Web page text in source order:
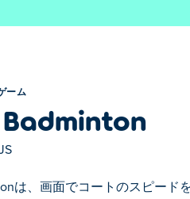
ーム
は、画面でコートのスピード